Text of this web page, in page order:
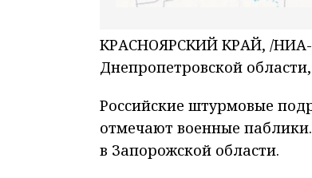
КРАСНОЯРСКИЙ КРАЙ, /НИА-
Днепропетровской
Российские штурмовые
отмечают военные
в Запорожской области.